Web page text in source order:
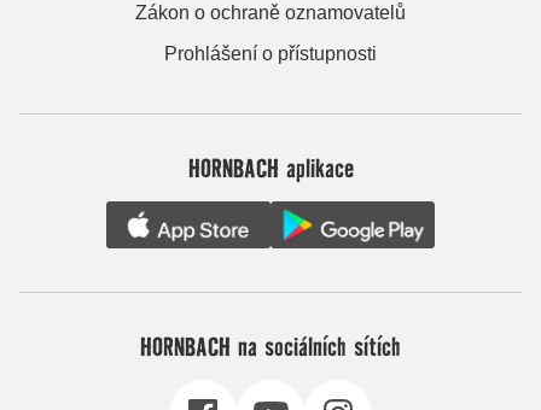
Zákon o ochraně oznamovatelů
Prohlášení o přístupnosti
HORNBACH aplikace
HORNBACH na sociálních sítích